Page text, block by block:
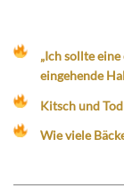
„Ich sollte
eingehende
Kitsch und
Wie viele